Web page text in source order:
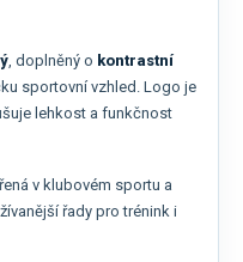
, doplněný o kontrastní
sportovní vzhled. Logo je
lehkost a funkčnost
v klubovém sportu a
řady pro trénink i